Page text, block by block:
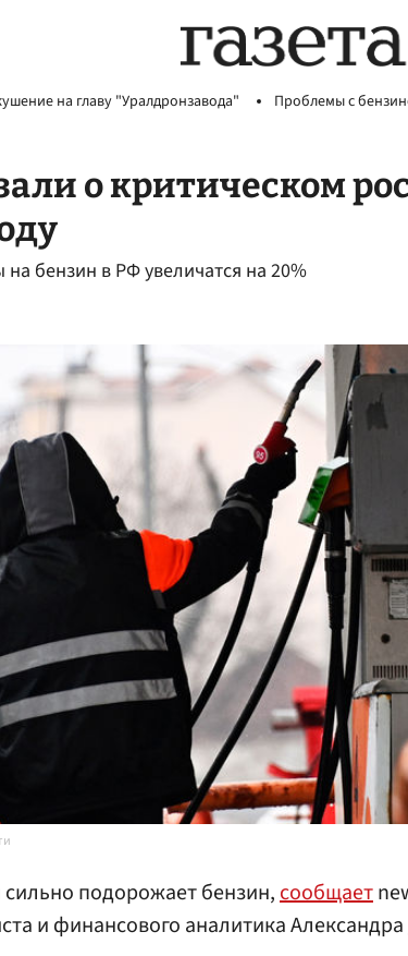
на главу "Уралдронзавода" Проблемы с
о критическом
на бензин в РФ увеличатся на 20%
сильно подорожает бензин,сообщает
и финансового аналитика Александра